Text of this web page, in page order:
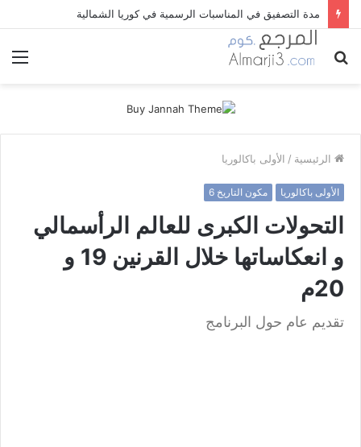
العصور التاريخية و أهم التحولات التي اعتمدت في تقسيمها
بحث
الرئيسية / الأولى باكالوريا
الأولى باكالوريا مكون التاريخ 6
التحولات الكبرى للعالم الرأسمالي
و انعكاساتها خلال القرنين 19 و
20م
تقديم عام حول البرنامج